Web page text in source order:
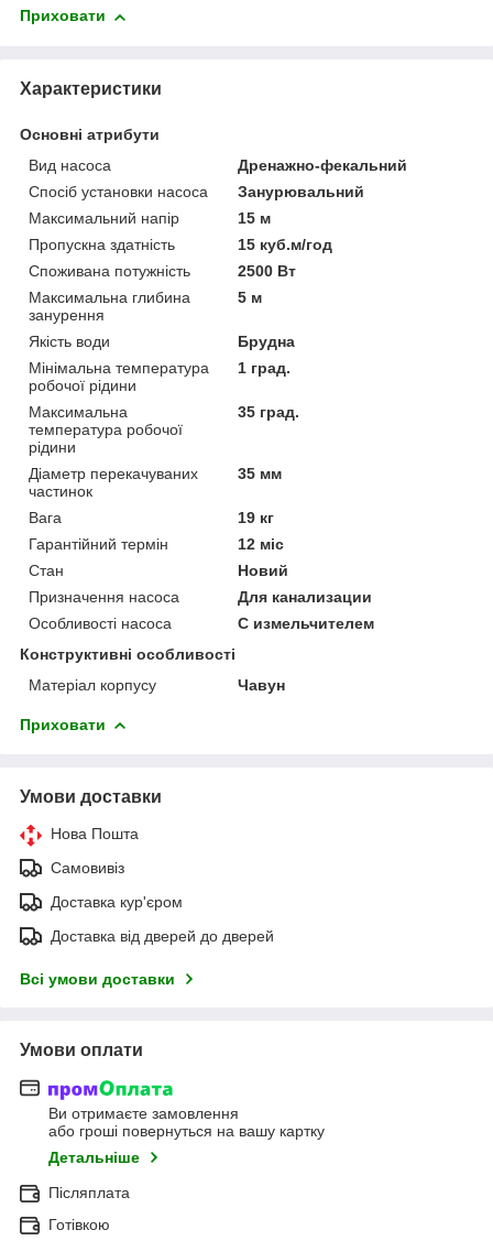
Приховати
Характеристики
Основні атрибути
Вид насоса
Дренажно-фекальний
Спосіб установки насоса
Занурювальний
Максимальний напір
15 м
Пропускна здатність
15 куб.м/год
Споживана потужність
2500 Вт
Максимальна глибина
занурення
5 м
Якість води
Брудна
Мінімальна температура
робочої рідини
1 град.
Максимальна
температура робочої
рідини
35 град.
Діаметр перекачуваних
частинок
35 мм
Вага
19 кг
Гарантійний термін
12 міс
Стан
Новий
Призначення насоса
Для канализации
Особливості насоса
С измельчителем
Конструктивні особливості
Матеріал корпусу
Чавун
Приховати
Умови доставки
Нова Пошта
Самовивіз
Доставка кур'єром
Доставка від дверей до дверей
Всі умови доставки
Умови оплати
Ви отримаєте замовлення
або гроші повернуться на вашу картку
Детальніше
Післяплата
Готівкою